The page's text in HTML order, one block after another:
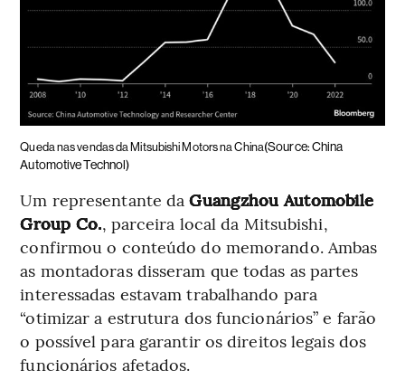
Queda nas vendas da Mitsubishi Motors na China(Source: China
Automotive Technol)
Um representante daGuangzhou Automobile
Group Co., parceira local da Mitsubishi,
confirmou o conteúdo do memorando. Ambas
as montadoras disseram que todas as partes
interessadas estavam trabalhando para
“otimizar a estrutura dos funcionários” e farão
o possível para garantir os direitos legais dos
funcionários afetados.